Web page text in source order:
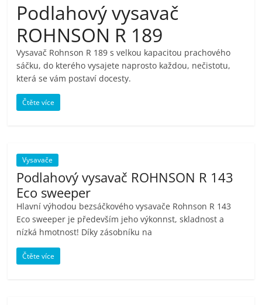
pračky,
televize,
notebooky,
mobilní
telefony,
kávovary,
bazény
elektronika
Podlahový vysavač
ROHNSON R 189
Vysavač Rohnson R 189 s velkou kapacitou prachového
sáčku, do kterého vysajete naprosto každou, nečistotu,
která se vám postaví docesty.
Čtěte více
Vysavače
Podlahový vysavač ROHNSON R 143
Eco sweeper
Hlavní výhodou bezsáčkového vysavače Rohnson R 143
Eco sweeper je především jeho výkonnst, skladnost a
nízká hmotnost! Díky zásobníku na
Čtěte více